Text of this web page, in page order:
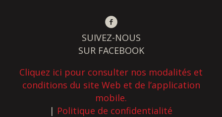
SUIVEZ-NOUS
SUR FACEBOOK
Cliquez ici pour consulter nos modalités et
conditions du site Web et de l’application
mobile.
| Politique de confidentialité